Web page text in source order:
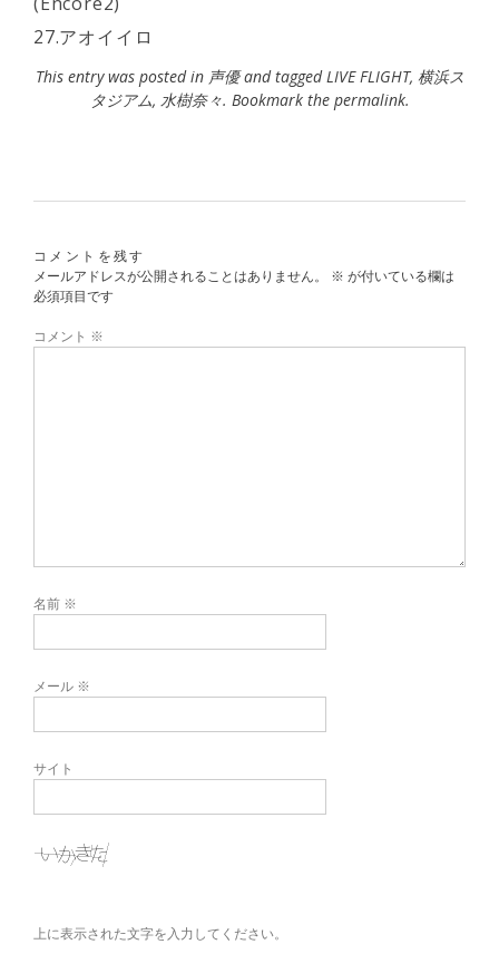
27.アオイイロ
This entry was posted in 声優and tagged LIVE FLIGHT, 横浜ス
タジアム, 水樹奈々. Bookmark the permalink.
コメントを残す
メールアドレスが公開されることはありません。
※ が付いている欄は
必須項目です
コメント ※
名前 ※
メール ※
サイト
上に表示された文字を入力してください。